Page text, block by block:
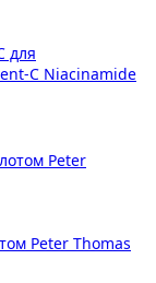
для
C Niacinamide
Peter Thomas